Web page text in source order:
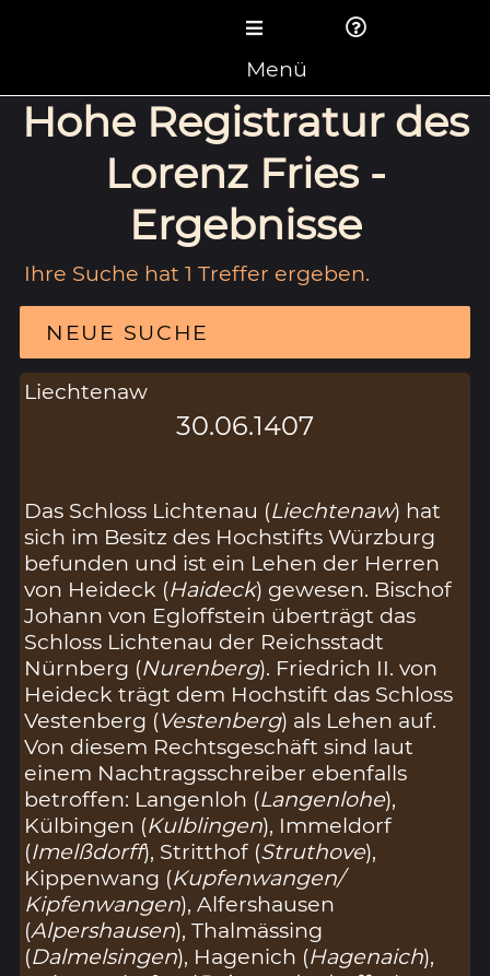
Menü
Hohe Registratur des
Lorenz Fries -
Ergebnisse
Ihre Suche hat 1 Treffer ergeben.
NEUE SUCHE
Liechtenaw
30.06.1407
Das Schloss Lichtenau (Liechtenaw) hat
sich im Besitz des Hochstifts Würzburg
befunden und ist ein Lehen der Herren
von Heideck (Haideck) gewesen. Bischof
Johann von Egloffstein überträgt das
Schloss Lichtenau der Reichsstadt
Nürnberg (Nurenberg). Friedrich II. von
Heideck trägt dem Hochstift das Schloss
Vestenberg (Vestenberg) als Lehen auf.
Von diesem Rechtsgeschäft sind laut
einem Nachtragsschreiber ebenfalls
betroffen: Langenloh (Langenlohe),
Külbingen (Kulblingen), Immeldorf
(Imelßdorff), Stritthof (Struthove),
Kippenwang (Kupfenwangen/
Kipfenwangen), Alfershausen
(Alpershausen), Thalmässing
(Dalmelsingen), Hagenich (Hagenaich),